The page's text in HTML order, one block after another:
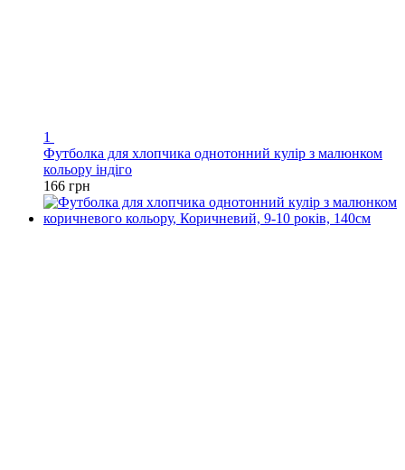
1
Футболка для хлопчика однотонний кулір з малюнком
кольору індіго
166 грн